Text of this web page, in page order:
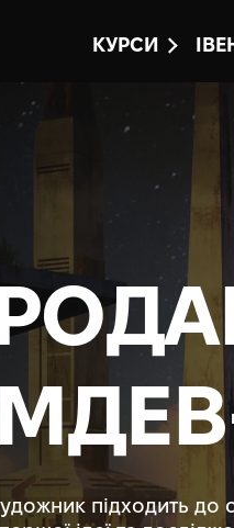
КУРСИ
підходить до